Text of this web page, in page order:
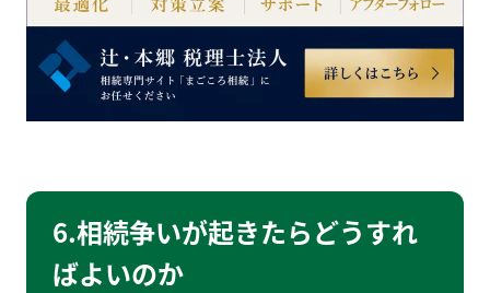
6.相続争いが起きたらどうすれ
ばよいのか